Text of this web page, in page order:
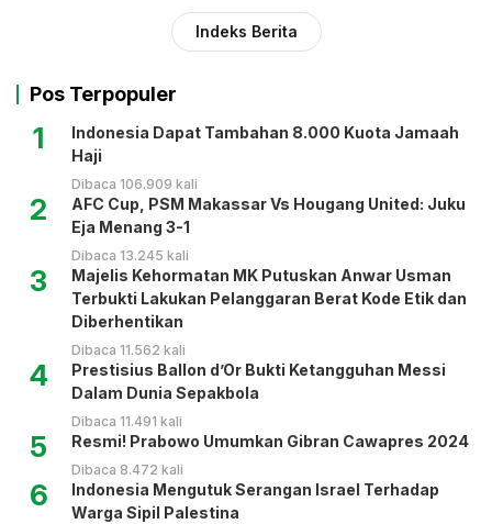
Indeks Berita
Pos Terpopuler
1
Indonesia Dapat Tambahan 8.000 Kuota Jamaah
Haji
Dibaca 106.909 kali
2
AFC Cup, PSM Makassar Vs Hougang United: Juku
Eja Menang 3-1
Dibaca 13.245 kali
3
Majelis Kehormatan MK Putuskan Anwar Usman
Terbukti Lakukan Pelanggaran Berat Kode Etik dan
Diberhentikan
Dibaca 11.562 kali
4
Prestisius Ballon d’Or Bukti Ketangguhan Messi
Dalam Dunia Sepakbola
Dibaca 11.491 kali
5 Resmi! Prabowo Umumkan Gibran Cawapres 2024
Dibaca 8.472 kali
6
Indonesia Mengutuk Serangan Israel Terhadap
Warga Sipil Palestina